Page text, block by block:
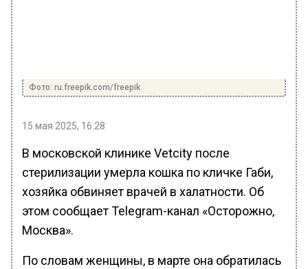
Фото: ru.freepik.com/freepik
15 мая 2025, 16:28
В московской клинике Vetcity после
стерилизации умерла кошка по кличке Габи,
хозяйка обвиняет врачей в халатности. Об
этом сообщает Telegram-канал «Осторожно,
Москва».
По словам женщины, в марте она обратилась